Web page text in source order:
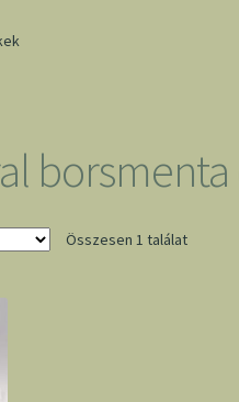
borsmenta
Összesen 1 találat